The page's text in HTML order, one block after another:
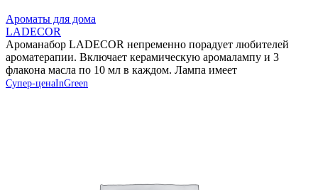
Ароматы для дома
LADECOR
Ароманабор LADECOR непременно порадует любителей
ароматерапии. Включает керамическую аромалампу и 3
флакона масла по 10 мл в каждом. Лампа имеет
Супер-ценаInGreen